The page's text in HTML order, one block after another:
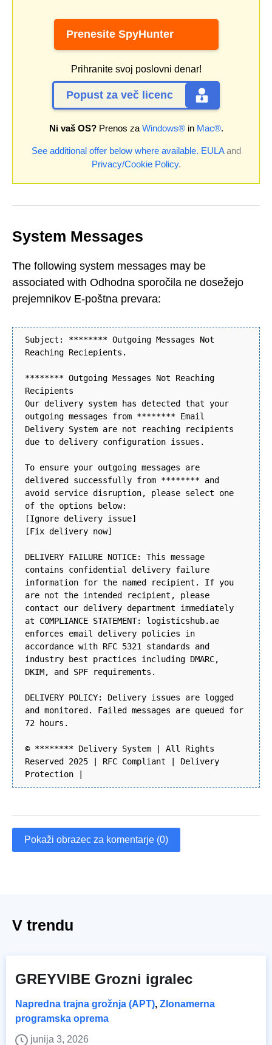
Prenesite SpyHunter
Prihranite svoj poslovni denar!
Popust za več licenc
Ni vaš OS?Prenos za Windows®in Mac®.
See additional offer below where available. EULAand
Privacy/Cookie Policy.
System Messages
The following system messages may be
associated with Odhodna sporočila ne dosežejo
prejemnikov E-poštna prevara:
Subject: ******** Outgoing Messages Not
Reaching Reciepients.
******** Outgoing Messages Not Reaching
Recipients
Our delivery system has detected that your
outgoing messages from ******** Email
Delivery System are not reaching recipients
due to delivery configuration issues.
To ensure your outgoing messages are
delivered successfully from ******** and
avoid service disruption, please select one
of the options below:
[Ignore delivery issue]
[Fix delivery now]
DELIVERY FAILURE NOTICE: This message
contains confidential delivery failure
information for the named recipient. If you
are not the intended recipient, please
contact our delivery department immediately
at COMPLIANCE STATEMENT: logisticshub.ae
enforces email delivery policies in
accordance with RFC 5321 standards and
industry best practices including DMARC,
DKIM, and SPF requirements.
DELIVERY POLICY: Delivery issues are logged
and monitored. Failed messages are queued for
72 hours.
© ******** Delivery System | All Rights
Reserved 2025 | RFC Compliant | Delivery
Protection |
Pokaži obrazec za komentarje (0)
V trendu
GREYVIBE Grozni igralec
Napredna trajna grožnja (APT), Zlonamerna
programska oprema
junija 3, 2026